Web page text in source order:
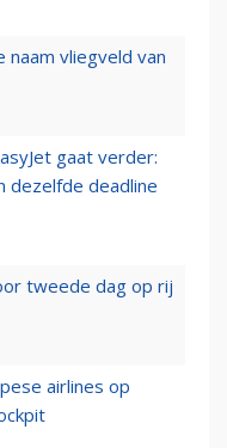
vliegveld van
gaat verder:
dezelfde deadline
tweede dag op rij
airlines op